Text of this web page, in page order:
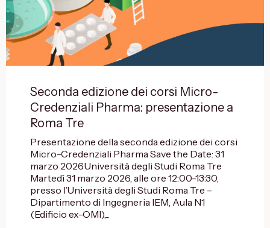
Seconda edizione dei corsi Micro-
Credenziali Pharma: presentazione a
Roma Tre
Presentazione della seconda edizione dei corsi
Micro-Credenziali Pharma Save the Date: 31
marzo 2026Università degli Studi Roma Tre
Martedì 31 marzo 2026, alle ore 12:00-13:30,
presso l’Università degli Studi Roma Tre –
Dipartimento di Ingegneria IEM, Aula N1
(Edificio ex-OMI),...